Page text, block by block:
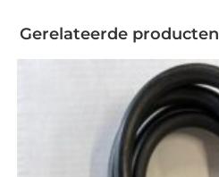
Gerelateerde producten